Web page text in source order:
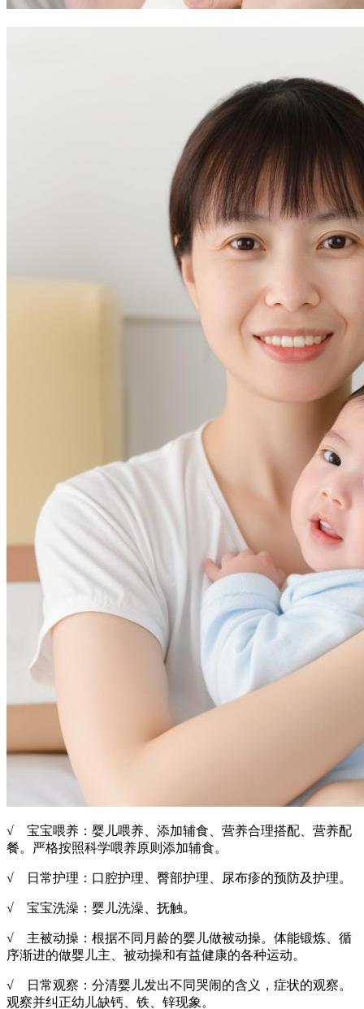
√ 宝宝喂养：婴儿喂养、添加辅食、营养合理搭配、营养配
餐。严格按照科学喂养原则添加辅食。
√ 日常护理：口腔护理、臀部护理、尿布疹的预防及护理。
√ 宝宝洗澡：婴儿洗澡、抚触。
√ 主被动操：根据不同月龄的婴儿做被动操。体能锻炼、循
序渐进的做婴儿主、被动操和有益健康的各种运动。
√ 日常观察：分清婴儿发出不同哭闹的含义，症状的观察。
观察并纠正幼儿缺钙、铁、锌现象。